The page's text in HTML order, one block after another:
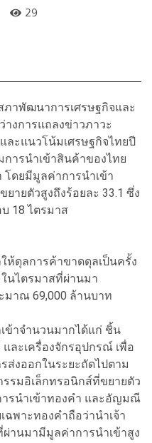
29
าพัฒนาการเศรษฐกิจและ
งการแถลงข่าวภาวะ
ละแนวโน้มเศรษฐกิจไทยปี
ารนำเข้าสินค้าของไทย
ดยมีมูลค่าการนำเข้า
ายตัวสูงถึงร้อยละ 33.1 ซึ่ง
18 ไตรมาส
ห้ดุลการค้าขาดดุลเป็นครั้ง
นไตรมาสที่ผ่านมา
มาณ 69,000 ล้านบาท
ข้าจำนวนมากได้แก่ ชิ้น
ละเครื่องจักรอุปกรณ์ เพื่อ
ส่งออกในระยะถัดไปตาม
รมอิเล็กทรอนิกส์ที่ขยายตัว
รนำเข้าทองคำ และอัญมณี
ฉพาะทองคำถือว่านำเจ้า
านมามีมูลค่าการนำเข้าสูง